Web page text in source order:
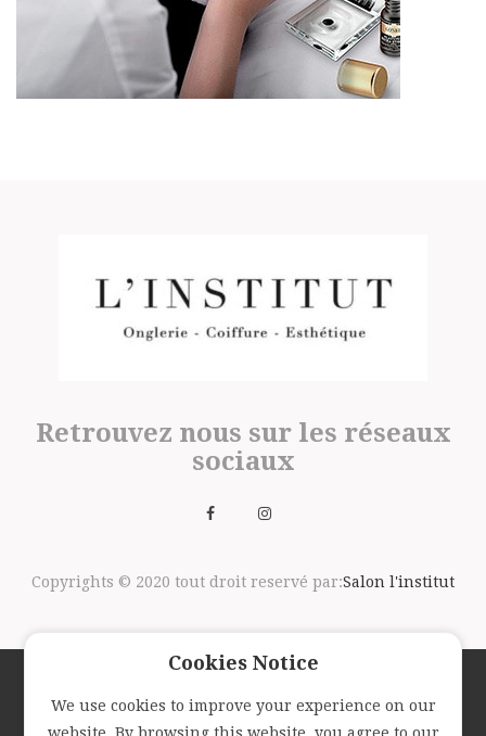
Retrouvez nous sur les réseaux
sociaux
Copyrights © 2020 tout droit reservé par:Salon l'institut
Suivez nous avec la newsletter
Cookies Notice
We use cookies to improve your experience on our